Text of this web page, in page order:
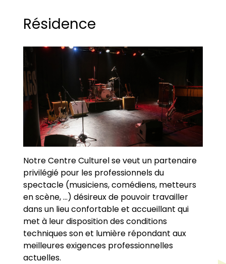
Résidence
Notre Centre Culturel se veut un partenaire
privilégié pour les professionnels du
spectacle (musiciens, comédiens, metteurs
en scène, ...) désireux de pouvoir travailler
dans un lieu confortable et accueillant qui
met à leur disposition des conditions
techniques son et lumière répondant aux
meilleures exigences professionnelles
actuelles.